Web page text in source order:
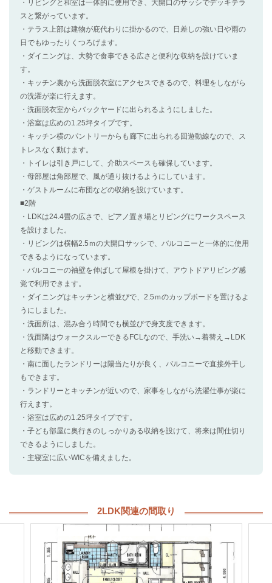
・リビングと和室は一体的に使用でき、大開口のサッシでデッキテラ
スと繋がっています。
・テラス上部は建物が庇代わりに掛かるので、日差しの強い日や雨の
日でもゆったりくつろげます。
・ダイニングは、大勢で食事できる広さと便利な収納を設けていま
す。
・キッチン裏から洗面脱衣室にアクセスできるので、料理をしながら
の洗濯が楽に行えます。
・洗面脱衣室からバックヤードに出られるようにしました。
・浴室は広めの1.25坪タイプです。
・キッチン横のパントリーからも廊下に出られる回遊動線なので、ス
トレスなく動けます。
・トイレは引き戸にして、介助スペースも確保しています。
・母部屋は角部屋で、風が通り抜けるようにしています。
・ゲストルームに布団などの収納を設けています。
■2階
・LDKは24.4畳の広さで、ピアノ置き場とリビングにワークスペース
を設けました。
・リビングは横幅2.5ｍの大開口サッシで、バルコニーと一体的に使用
できるようになっています。
・バルコニーの袖壁を伸ばして屋根を掛けて、アウトドアリビング感
覚で利用できます。
・ダイニングはキッチンと横並びで、2.5ｍのカップボードを置けるよ
うにしました。
・洗面所は、混み合う時間でも横並びで身支度できます。
・洗面隣はウォークスルーできるFCLなので、手洗い→着替え→LDK
と移動できます。
・南に面したランドリーは陽当たりが良く、バルコニーで直接外干し
もできます。
・ランドリーとキッチンが近いので、家事をしながら洗濯仕事が楽に
行えます。
・浴室は広めの1.25坪タイプです。
・子ども部屋に奥行きのしっかりある収納を設けて、将来は間仕切り
できるようにしました。
・主寝室に広いWICを備えました。
2LDK関連の間取り